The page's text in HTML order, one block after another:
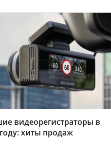
видеорегистраторы в
хиты продаж